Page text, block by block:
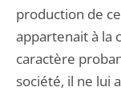
production de
appartenait à la
caractère
société, il ne lui